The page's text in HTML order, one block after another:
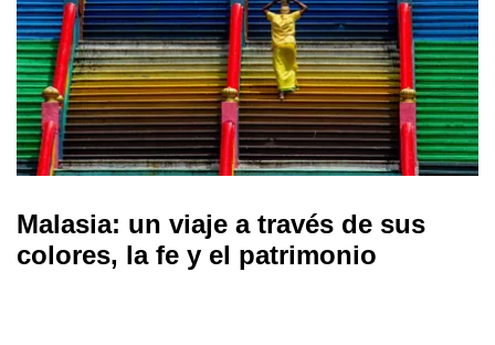
Malasia: un viaje a través de sus
colores, la fe y el patrimonio